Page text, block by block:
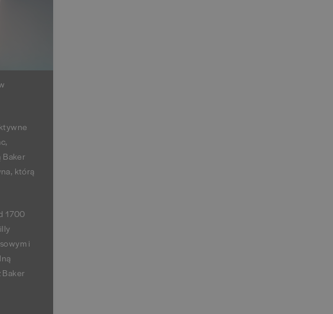
Baker
którą
1700
i
Baker